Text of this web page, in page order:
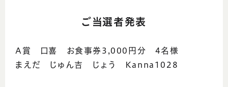
ご当選者発表
A賞 口喜 お食事券3,000円分 4名様
まえだ じゅん吉 じょう Kanna1028